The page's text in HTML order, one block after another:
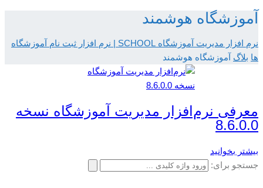
آموزشگاه هوشمند
نرم افزار مدیریت آموزشگاه SCHOOL | نرم افزار ثبت نام آموزشگاه
ها بلاگ آموزشگاه هوشمند
معرفی نرم‌افزار مدیریت آموزشگاه نسخه
8.6.0.0
بیشتر بخوانید
جستجو برای: